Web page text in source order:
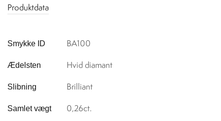
Produktdata
Smykke ID BA100
Ædelsten Hvid diamant
Slibning Brilliant
Samlet vægt 0,26ct.